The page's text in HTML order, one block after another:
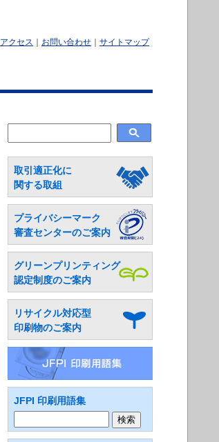
アクセス お問い合わせ サイトマップ
取引適正化に
関する取組
プライバシーマーク
審査センターのご案内
グリーンプリンティング
認定制度のご案内
リサイクル対応型
印刷物のご案内
JFPI 印刷用語集